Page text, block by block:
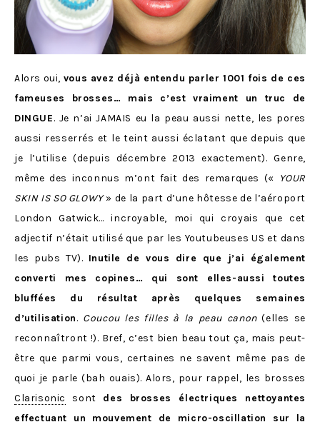
Alors oui, vous avez déjà entendu parler 1001 fois de ces
fameuses brosses… mais c’est vraiment un truc de
DINGUE. Je n’ai JAMAIS eu la peau aussi nette, les pores
aussi resserrés et le teint aussi éclatant que depuis que
je l’utilise (depuis décembre 2013 exactement). Genre,
même des inconnus m’ont fait des remarques («
YOUR
SKIN IS SO GLOWY» de la part d’une hôtesse de l’aéroport
London Gatwick… incroyable, moi qui croyais que cet
adjectif n’était utilisé que par les Youtubeuses US et dans
les pubs TV). Inutile de vous dire que j’ai également
converti mes copines… qui sont elles-aussi toutes
bluffées du résultat après quelques semaines
d’utilisation. Coucou les filles à la peau canon(elles se
reconnaîtront !). Bref, c’est bien beau tout ça, mais peut-
être que parmi vous, certaines ne savent même pas de
quoi je parle (bah ouais). Alors, pour rappel, les brosses
Clarisonic
sont des brosses électriques nettoyantes
effectuant un mouvement de micro-oscillation sur la